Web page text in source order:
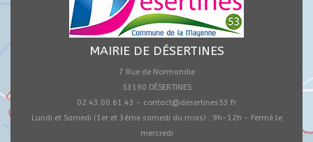
MAIRIE DE DÉSERTINES
7 Rue de Normandie
53190 DÉSERTINES
02.43.00.61.43 - contact@desertines53.fr
Lundi et Samedi (1er et 3ème samedi du mois) : 9h-12h - Fermé le
mercredi